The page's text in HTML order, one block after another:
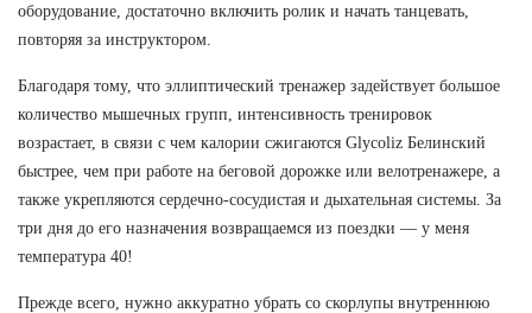
оборудование, достаточно включить ролик и начать танцевать,
повторяя за инструктором.
Благодаря тому, что эллиптический тренажер задействует большое
количество мышечных групп, интенсивность тренировок
возрастает, в связи с чем калории сжигаются Glycoliz Белинский
быстрее, чем при работе на беговой дорожке или велотренажере, а
также укрепляются сердечно-сосудистая и дыхательная системы. За
три дня до его назначения возвращаемся из поездки — у меня
температура 40!
Прежде всего, нужно аккуратно убрать со скорлупы внутреннюю